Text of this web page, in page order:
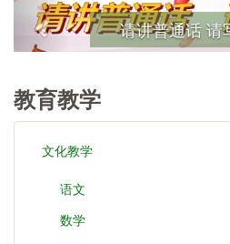
请讲普通话 请
教育教学
文化教学
语文
数学